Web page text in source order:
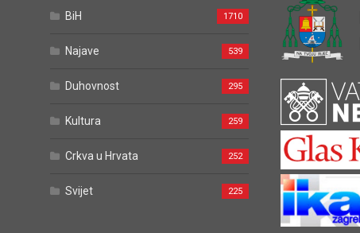
BiH 1710
Najave 539
Duhovnost 295
Kultura 259
Crkva u Hrvata 252
Svijet 225